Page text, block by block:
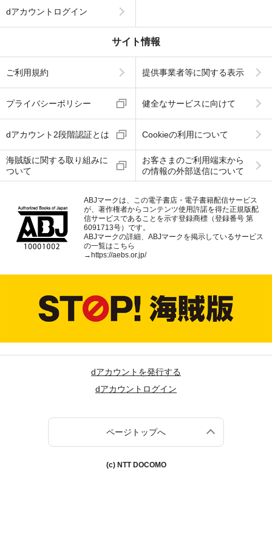
dアカウントログイン
サイト情報
ご利用規約 提供事業者等に関する表示
プライバシーポリシー 健全なサービスに向けて
dアカウント2段階認証とは Cookieの利用について
海賊版に関する取り組みに
ついて
お客さまのご利用端末から
の情報の外部送信について
ABJマークは、この電子書店・電子書籍配信サービス
が、著作権者からコンテンツ使用許諾を得た正規版配
信サービスであることを示す登録商標（登録番号 第
6091713号）です。
ABJマークの詳細、ABJマークを掲示しているサービス
の一覧はこちら
→https://aebs.or.jp/
dアカウントを発行する
dアカウントログイン
ページトップへ
(c) NTT DOCOMO